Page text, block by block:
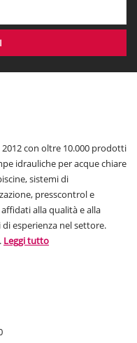
con oltre 10.000 prodotti
idrauliche per acque chiare
sistemi di
presscontrol e
alla qualità e alla
esperienza nel settore.
Leggi tutto